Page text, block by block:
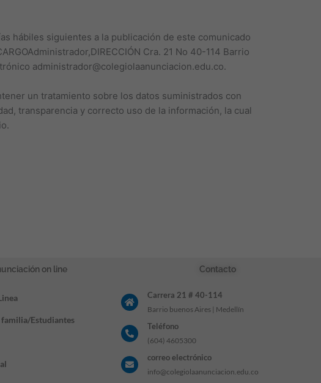
hábiles siguientes a la publicación de este comunicado
Cra. 21 No 40-114 Barrio
administrador@colegiolaanunciacion.edu.co.
un tratamiento sobre los datos suministrados con
transparencia y correcto uso de la información, la cual
on line
familia/Estudiantes
Contacto
Carrera 21 # 40-114
Barrio buenos Aires | Medellín
Teléfono
(604) 4605300
correo electrónico
info@colegiolaanunciacion.edu.co